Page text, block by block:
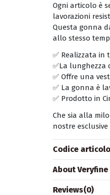
Ogni articolo è
lavorazioni
Questa gonna
allo stesso
✅ Realizzata
✅La lunghezza
✅ Offre una
✅ La gonna è
✅ Prodotto in
Che sia alla
nostre
Codice
About Veryfine
Reviews(0)